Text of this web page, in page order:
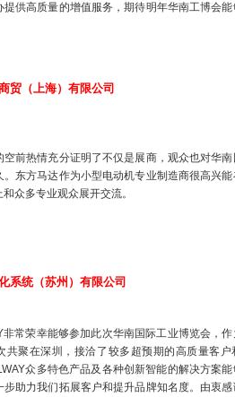
提供高质量的增值服务，期待明年华南工博会
贸（上海）有限公司
空前热情充分证明了不仅是展商，观众也对华南
。东方马达作为小型电动机专业制造商很高兴
众多专业观众展开交流。
系统（苏州）有限公司
非常荣幸能够参加此次华南国际工业博览会，
共聚在深圳，接洽了较多超预期的高质量客户
众多特色产品及各种创新智能的解决方案
步助力我们拓展客户和提升品牌知名度。由衷